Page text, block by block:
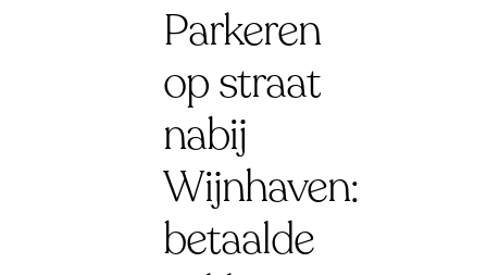
Parkeren
op straat
nabij
Wijnhaven:
betaalde